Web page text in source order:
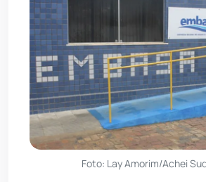
Foto: Lay Amorim/Achei